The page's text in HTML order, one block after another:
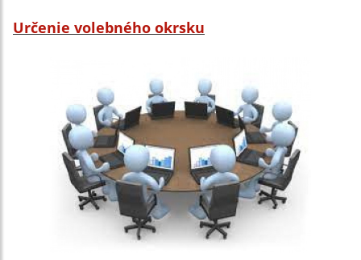
Určenie volebného okrsku